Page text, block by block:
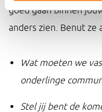
goed gaan binnen
anders zien. Benut ze
Wat moeten we
onderlinge
Stel jij bent de